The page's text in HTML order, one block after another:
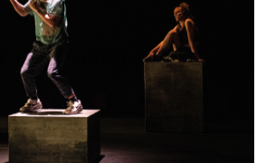
SILENT DISCO